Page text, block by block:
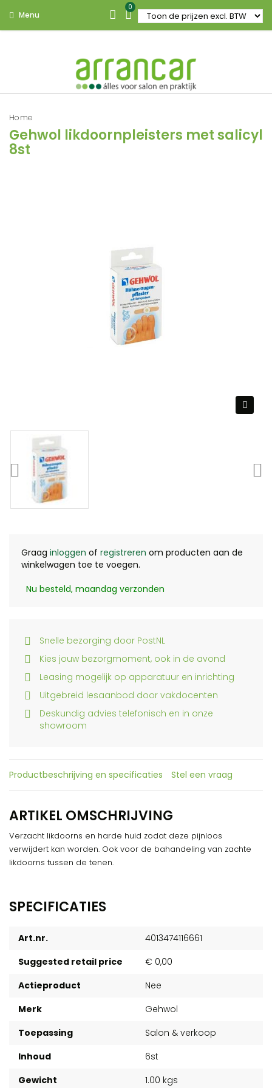
Menu
0
Home
Gehwol likdoornpleisters met salicyl
8st
Graag inloggen of registreren om producten aan de
winkelwagen toe te voegen.
Nu besteld, maandag verzonden
Snelle bezorging door PostNL
Kies jouw bezorgmoment, ook in de avond
Leasing mogelijk op apparatuur en inrichting
Uitgebreid lesaanbod door vakdocenten
Deskundig advies telefonisch en in onze
showroom
Productbeschrijving en specificaties Stel een vraag
ARTIKEL OMSCHRIJVING
Verzacht likdoorns en harde huid zodat deze pijnloos
verwijdert kan worden. Ook voor de bahandeling van zachte
likdoorns tussen de tenen.
SPECIFICATIES
Art.nr.
4013474116661
Suggested retail price
€ 0,00
Actieproduct
Nee
Merk
Gehwol
Toepassing
Salon & verkoop
Inhoud
6st
Gewicht
1.00 kgs